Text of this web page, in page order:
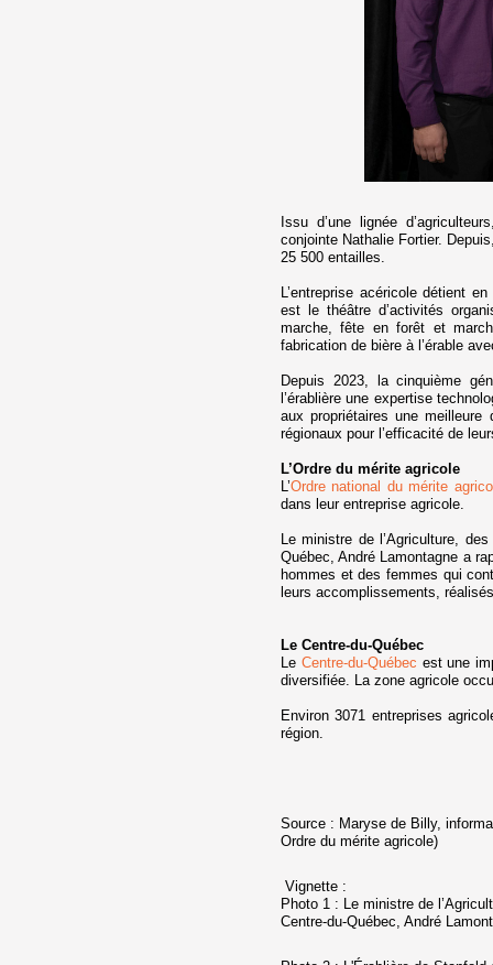
Issu d’une lignée
conjointe Nathalie Fortier.
25 500 entailles.
L’entreprise acéricole détient
est le théâtre d’activités
marche, fête en forêt et
fabrication de bière à l’érable
Depuis 2023, la cinquième
l’érablière une expertise
aux propriétaires une
régionaux pour l’efficacité de
L’Ordre du mérite agricole
L’Ordre national du mérite
dans leur entreprise agricole.
Le ministre de l’Agriculture,
Québec, André Lamontagne a
hommes et des femmes qui
leurs accomplissements,
Le Centre-du-Québec
Le Centre-du-Québec est une
diversifiée. La zone agricole
Environ 3071 entreprises
région.
Source : Maryse de Billy,
Ordre du mérite agricole)
Vignette :
Photo 1 : Le ministre de
Centre-du-Québec, André